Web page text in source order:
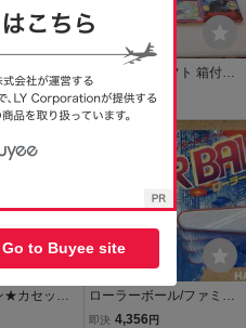
料１８５円
ル ファミ
即発送 FC
ファミコンソフト 箱付き/
説明書付き まとめ18本 ス
ターソルジャー/キングコ
ング2/ぺんぎんくんwars/
ローラーボール/テラクレ
現在 18,500円
★カセット
ボール】
ローラーボール/ファミコ
ン
即決 4,356 円
Go to Buyee site